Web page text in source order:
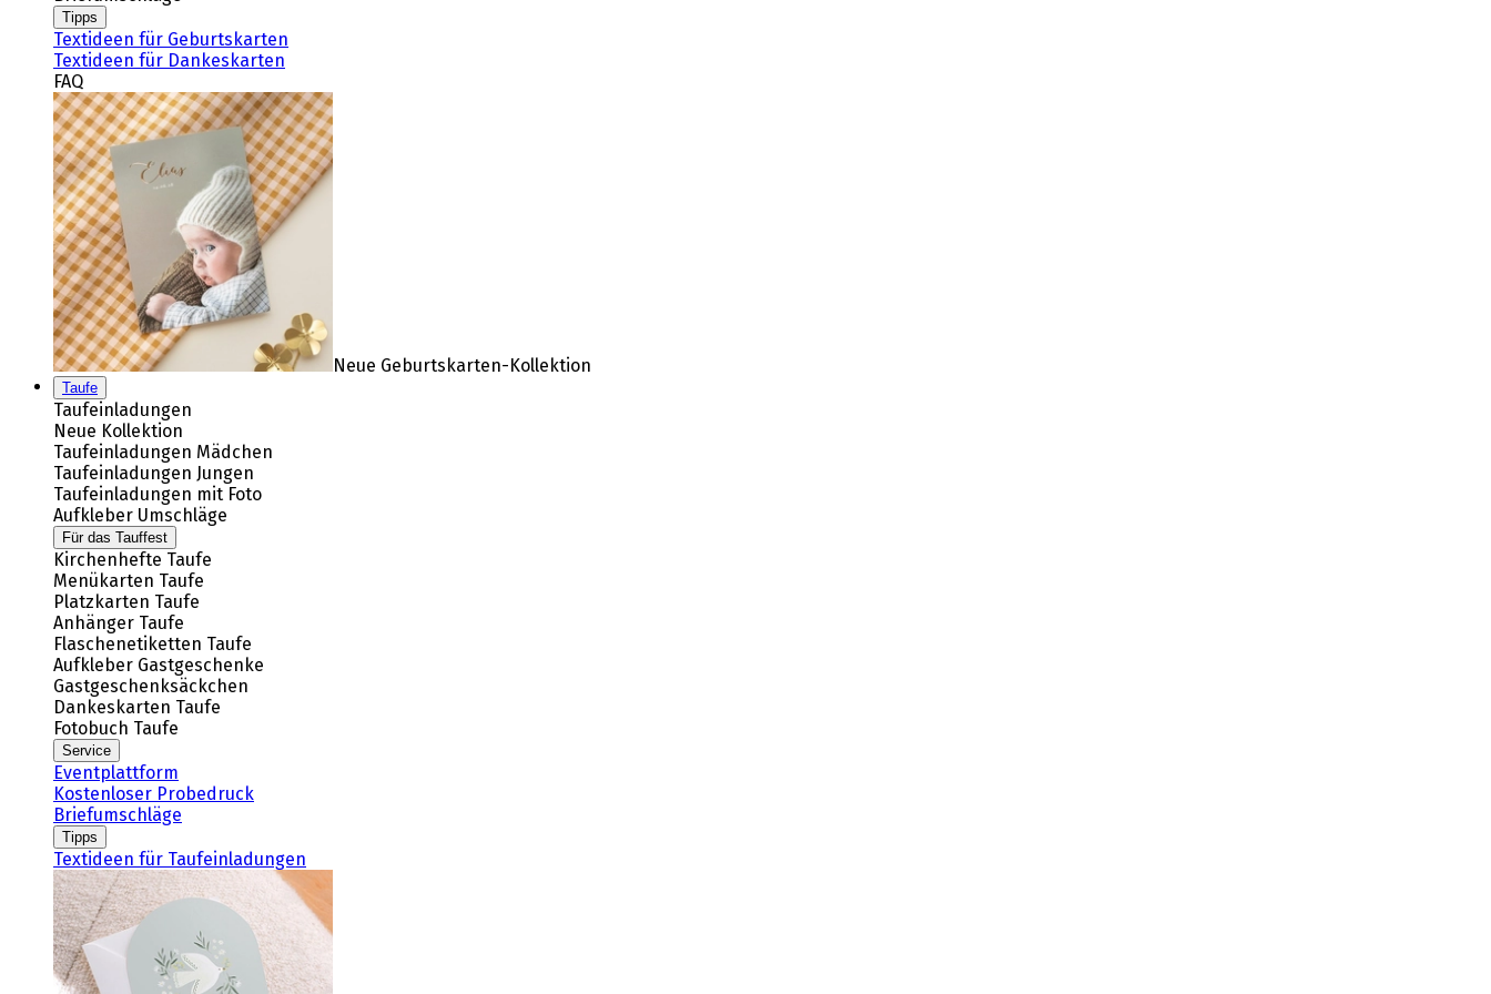
Tipps
Textideen für Geburtskarten
Textideen für Dankeskarten
FAQ
Neue Geburtskarten-Kollektion
Taufe
Taufeinladungen
Neue Kollektion
Taufeinladungen Mädchen
Taufeinladungen Jungen
Taufeinladungen mit Foto
Aufkleber Umschläge
Für das Tauffest
Kirchenhefte Taufe
Menükarten Taufe
Platzkarten Taufe
Anhänger Taufe
Flaschenetiketten Taufe
Aufkleber Gastgeschenke
Gastgeschenksäckchen
Dankeskarten Taufe
Fotobuch Taufe
Service
Eventplattform
Kostenloser Probedruck
Briefumschläge
Tipps
Textideen für Taufeinladungen